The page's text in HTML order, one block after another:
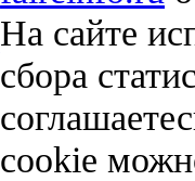
На сайте
сбора
cookie